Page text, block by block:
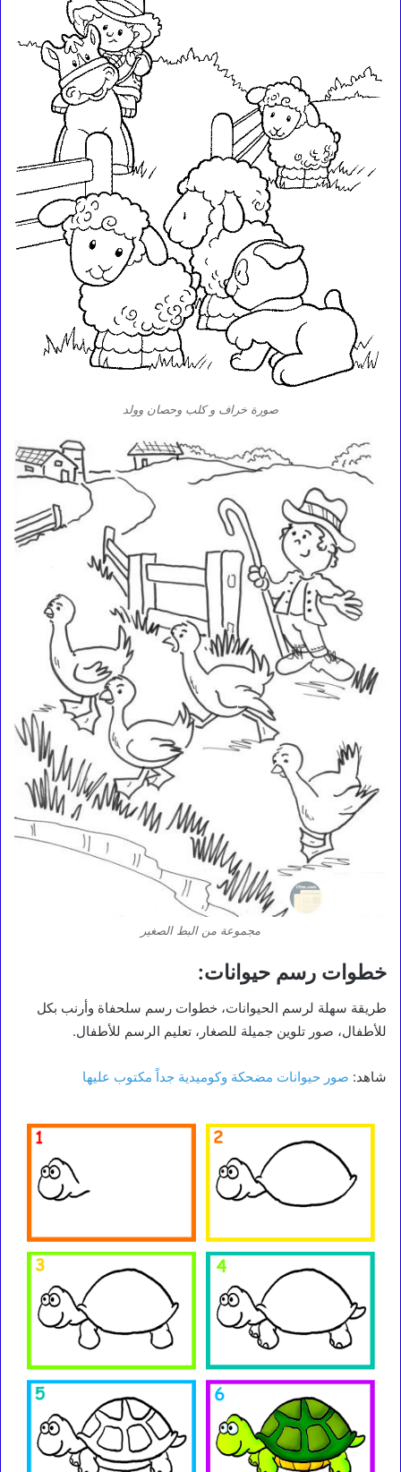
صورة خراف و كلب وحصان وولد
مجموعة من البط الصغير
خطوات رسم حيوانات:
طريقة سهلة لرسم الحيوانات، خطوات رسم سلحفاة وأرنب بكل
للأطفال، صور تلوين جميلة للصغار، تعليم الرسم للأطفال.
شاهد: صور حيوانات مضحكة وكوميدية جداً مكتوب عليها